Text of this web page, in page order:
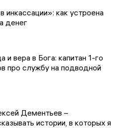
инкассации»: как устроена
денег
и вера в Бога: капитан 1-го
про службу на подводной
Дементьев –
истории, в которых я